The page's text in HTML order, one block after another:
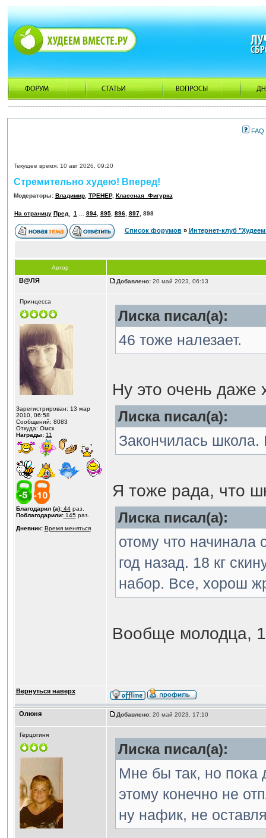
FAQ
Текущее время: 10 авг 2026, 09:20
Стремительно худею! Вперед!
Модераторы: Владимир, ТРЕНЕР, Классная_Фигурка
На страницу Пред. 1 894, 895, 896, 897, 898
Список форумов» Интернет-клуб
Автор
В@ЛЯ Добавлено:20 май 2023, 06:13
Принцесса
Зарегистрирован: 13 мар
2010, 06:58
Сообщений: 8083
Откуда: Омск
Награды: 11
Благодарил (а):44раз.
Поблагодарили:145раз.
Дневник: Время меняться
Лиска писал(а):
46 тоже налезает.
Ну это очень
Лиска писал(а):
Закончилась
Я тоже рада, что
Лиска писал(а):
отому что начинала
год назад. 18 кг
набор. Все, хорош
Вообще молодца,
Вернуться наверх
Олюня Добавлено:20 май 2023, 17:10
Герцогиня
Лиска писал(а):
Мне бы так, но пока
этому конечно не
ну нафик, не